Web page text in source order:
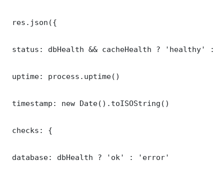
res.json({
status: dbHealth && cacheHealth ? 'healthy' :
uptime: process.uptime()
timestamp: new Date().toISOString()
checks: {
database: dbHealth ? 'ok' : 'error'